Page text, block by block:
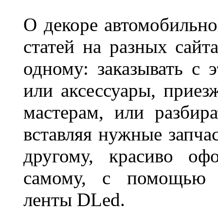
О декоре
статей на разных
одному: заказывать с
или аксессуары,
мастерам, или
вставляя нужные
другому, красиво
самому, с помощью
ленты DLed.